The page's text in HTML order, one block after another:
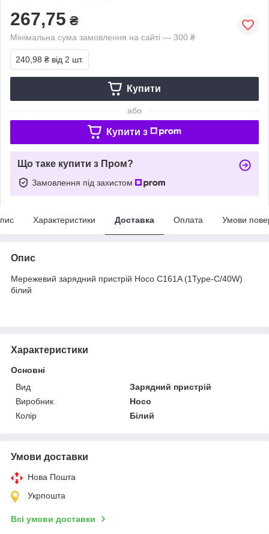
267,75 ₴
Мінімальна сума замовлення на сайті — 300 ₴
240,98 ₴ від 2 шт.
Купити
або
Купити з
Що таке купити з Пром?
Замовлення під захистом
Характеристики Доставка Оплата Умови
Опис
Мережевий зарядний пристрій Hoco C161A (1Type-C/40W)
білий
Характеристики
Основні
Вид
Зарядний пристрій
Виробник
Hoco
Колір
Білий
Умови доставки
Нова Пошта
Укрпошта
Всі умови доставки